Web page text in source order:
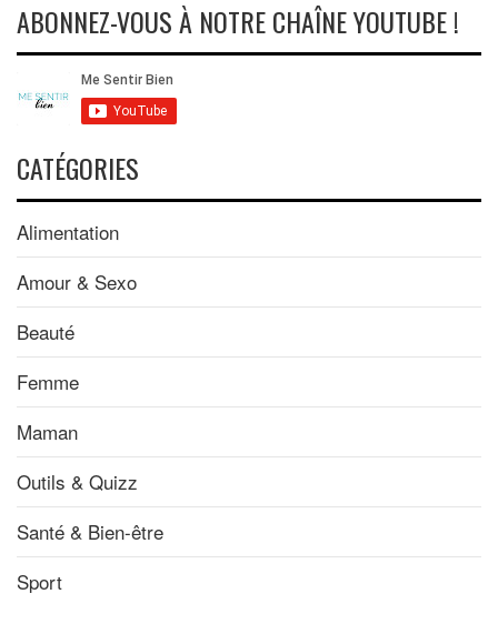
ABONNEZ-VOUS À NOTRE CHAÎNE YOUTUBE !
CATÉGORIES
Alimentation
Amour & Sexo
Beauté
Femme
Maman
Outils & Quizz
Santé & Bien-être
Sport